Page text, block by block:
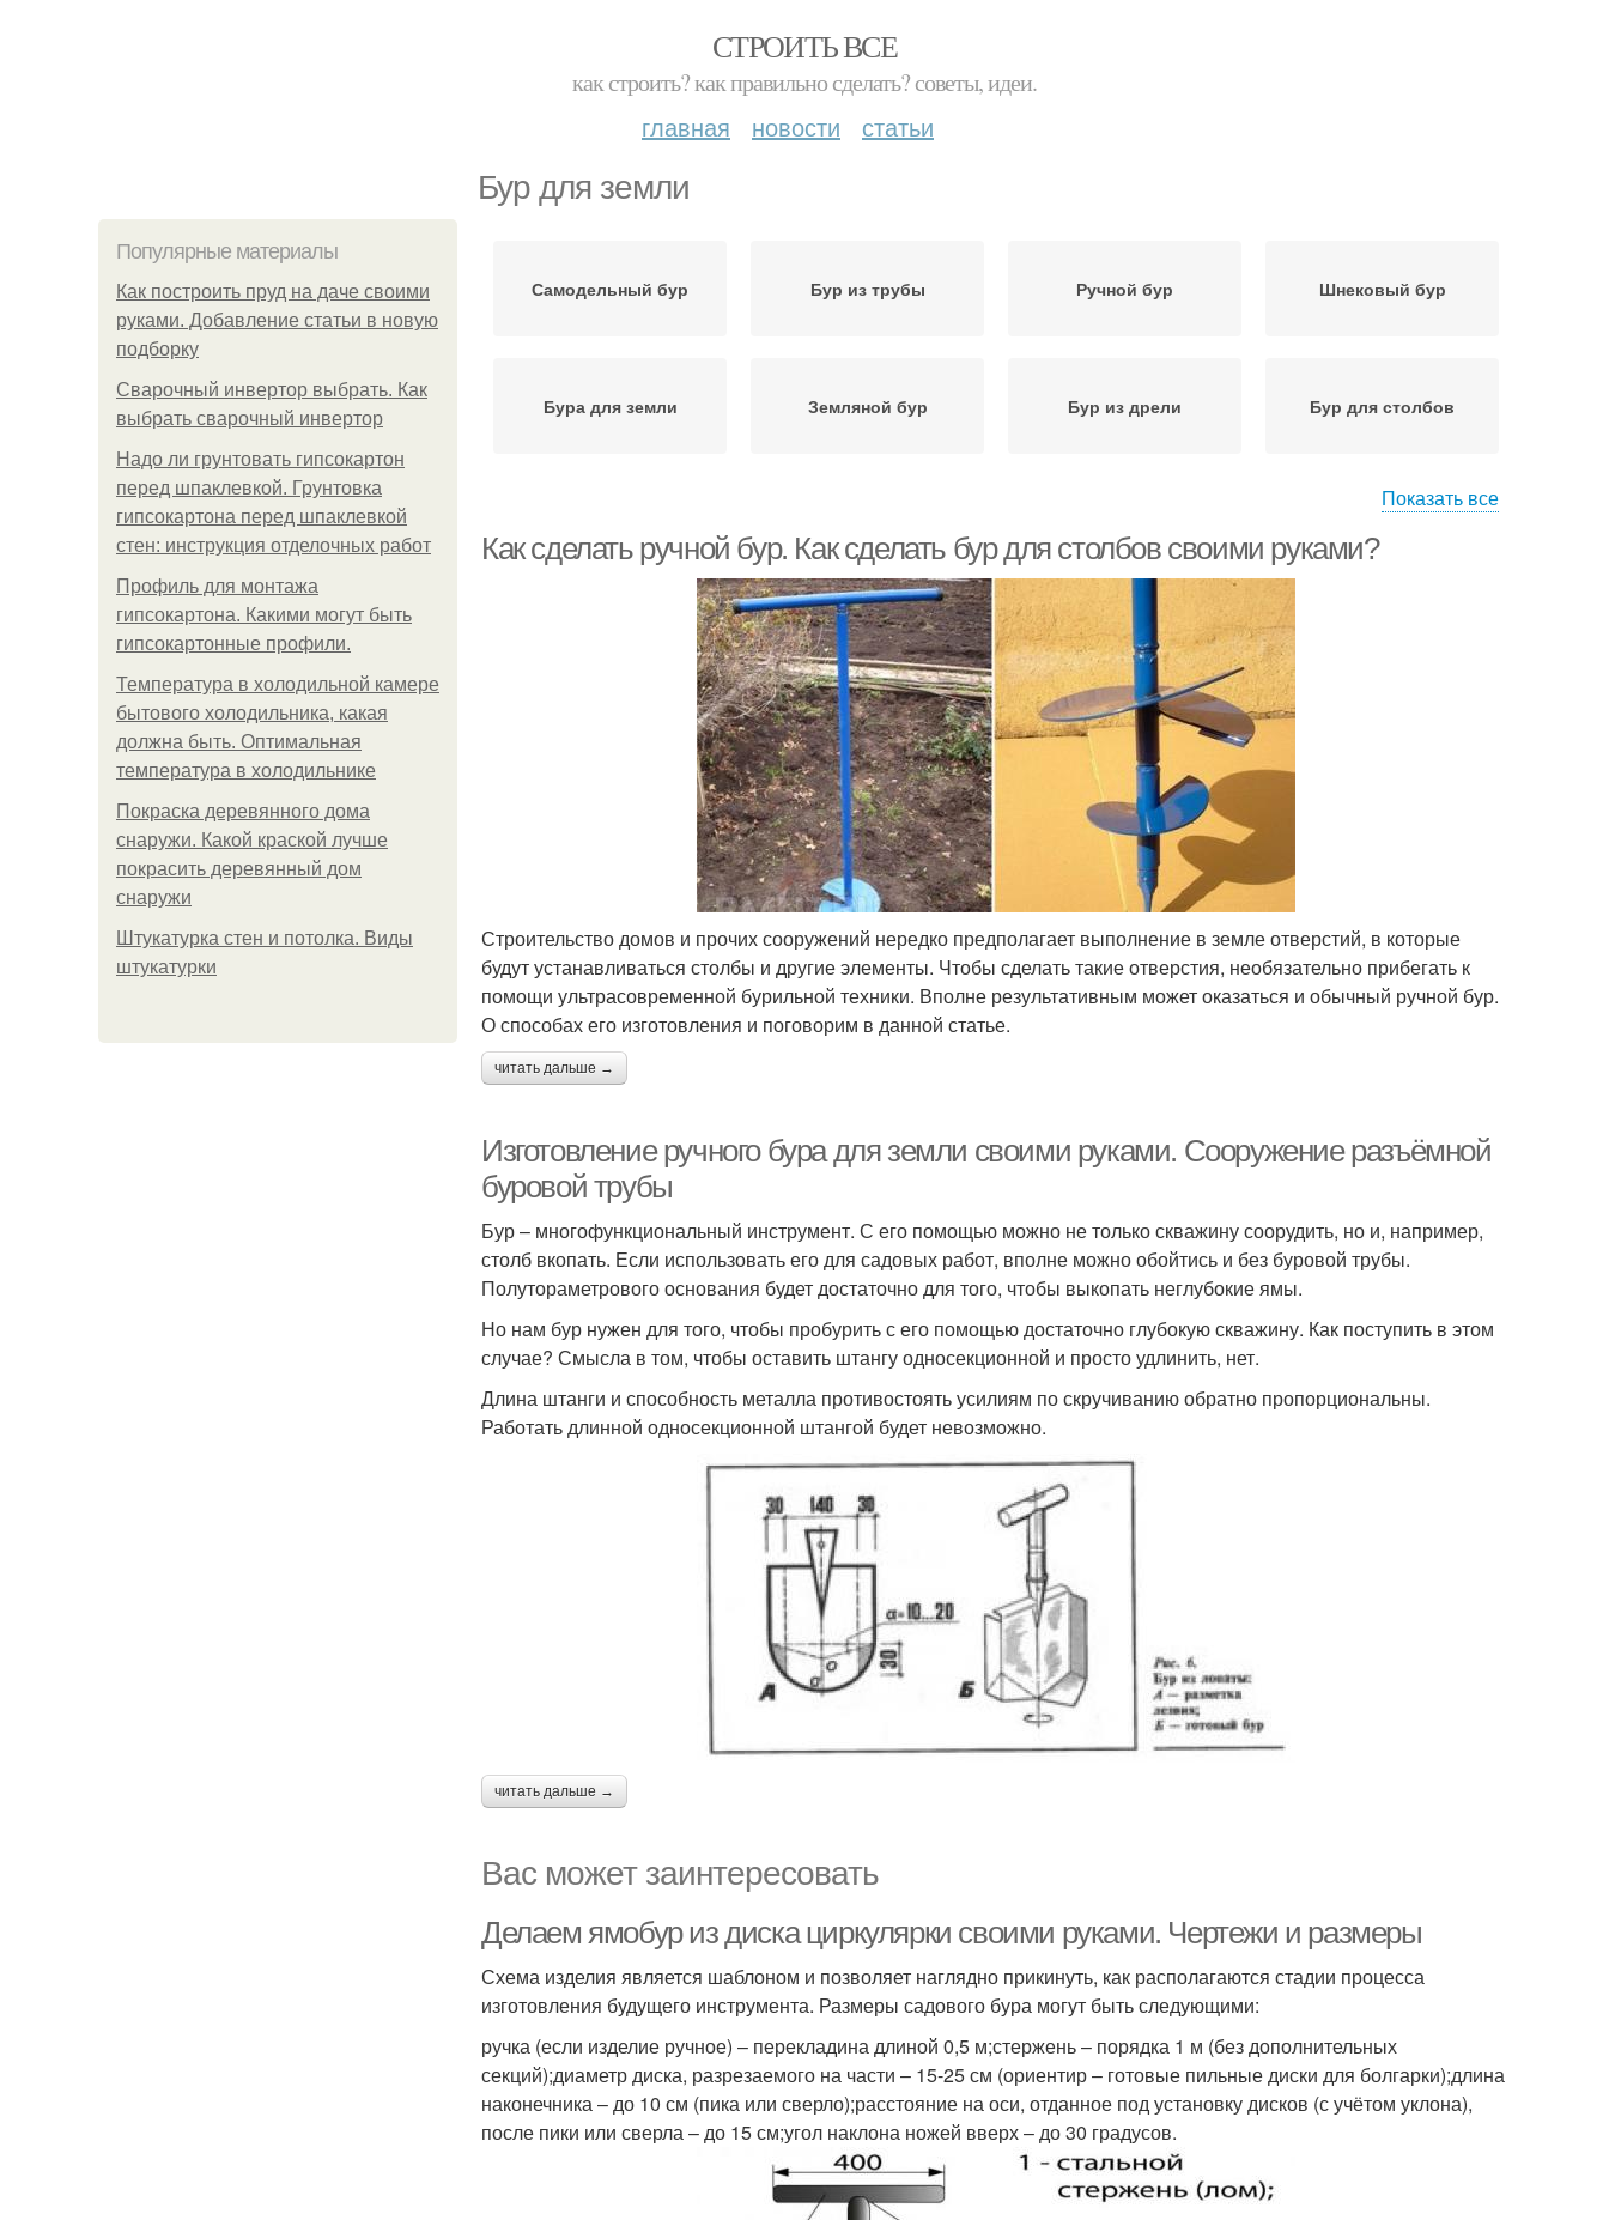
СТРОИТЬ ВСЕ
как строить? как правильно сделать? советы, идеи.
главная новости статьи
Бур для земли
Популярные материалы
Как построить пруд на даче своими
руками. Добавление статьи в новую
подборку
Сварочный инвертор выбрать. Как
выбрать сварочный инвертор
Надо ли грунтовать гипсокартон
перед шпаклевкой. Грунтовка
гипсокартона перед шпаклевкой
стен: инструкция отделочных работ
Профиль для монтажа
гипсокартона. Какими могут быть
гипсокартонные профили.
Температура в холодильной камере
бытового холодильника, какая
должна быть. Оптимальная
температура в холодильнике
Покраска деревянного дома
снаружи. Какой краской лучше
покрасить деревянный дом
снаружи
Штукатурка стен и потолка. Виды
штукатурки
Самодельный бур Бур из трубы Ручной бур Шнековый бур
Бура для земли Земляной бур Бур из дрели Бур для столбов
механизмом
работ
Показать все
Как сделать ручной бур. Как сделать бур для столбов своими руками?
Строительство домов и прочих сооружений нередко предполагает выполнение в земле отверстий, в которые
будут устанавливаться столбы и другие элементы. Чтобы сделать такие отверстия, необязательно прибегать к
помощи ультрасовременной бурильной техники. Вполне результативным может оказаться и обычный ручной бур.
О способах его изготовления и поговорим в данной статье.
читать дальше →
Изготовление ручного бура для земли своими руками. Сооружение разъёмной
буровой трубы
Бур – многофункциональный инструмент. С его помощью можно не только скважину соорудить, но и, например,
столб вкопать. Если использовать его для садовых работ, вполне можно обойтись и без буровой трубы.
Полутораметрового основания будет достаточно для того, чтобы выкопать неглубокие ямы.
Но нам бур нужен для того, чтобы пробурить с его помощью достаточно глубокую скважину. Как поступить в этом
случае? Смысла в том, чтобы оставить штангу односекционной и просто удлинить, нет.
Длина штанги и способность металла противостоять усилиям по скручиванию обратно пропорциональны.
Работать длинной односекционной штангой будет невозможно.
читать дальше →
Вас может заинтересовать
Делаем ямобур из диска циркулярки своими руками. Чертежи и размеры
Схема изделия является шаблоном и позволяет наглядно прикинуть, как располагаются стадии процесса
изготовления будущего инструмента. Размеры садового бура могут быть следующими:
ручка (если изделие ручное) – перекладина длиной 0,5 м;стержень – порядка 1 м (без дополнительных
секций);диаметр диска, разрезаемого на части – 15-25 см (ориентир – готовые пильные диски для болгарки);длина
наконечника – до 10 см (пика или сверло);расстояние на оси, отданное под установку дисков (с учётом уклона),
после пики или сверла – до 15 см;угол наклона ножей вверх – до 30 градусов.